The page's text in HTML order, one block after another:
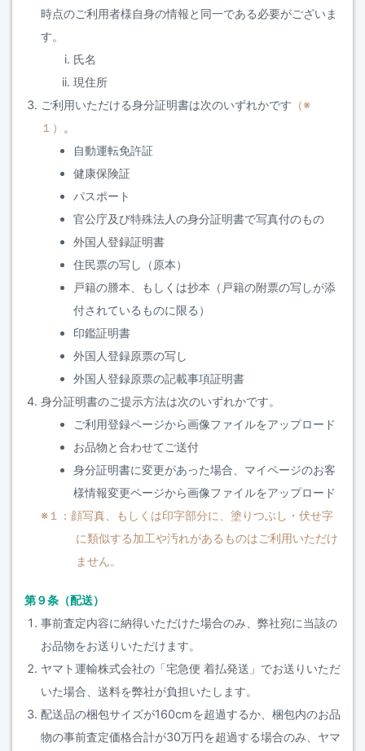
時点のご利用者様自身の情報と同一である必要がございま
す。
氏名
現住所
ご利用いただける身分証明書は次のいずれかです （※
１）
。
自動運転免許証
健康保険証
パスポート
官公庁及び特殊法人の身分証明書で写真付のもの
外国人登録証明書
住民票の写し（原本）
戸籍の謄本、もしくは抄本（戸籍の附票の写しが添
付されているものに限る）
印鑑証明書
外国人登録原票の写し
外国人登録原票の記載事項証明書
身分証明書のご提示方法は次のいずれかです。
ご利用登録ページから画像ファイルをアップロード
お品物と合わせてご送付
身分証明書に変更があった場合、マイページのお客
様情報変更ページから画像ファイルをアップロード
※１：顔写真、もしくは印字部分に、塗りつぶし・伏せ字
に類似する加工や汚れがあるものはご利用いただけ
ません。
第９条（配送）
事前査定内容に納得いただけた場合のみ、弊社宛に当該の
お品物をお送りいただけます。
ヤマト運輸株式会社の「宅急便 着払発送」でお送りいただ
いた場合、送料を弊社が負担いたします。
配送品の梱包サイズが160cmを超過するか、梱包内のお品
物の事前査定価格合計が30万円を超過する場合のみ、ヤマ